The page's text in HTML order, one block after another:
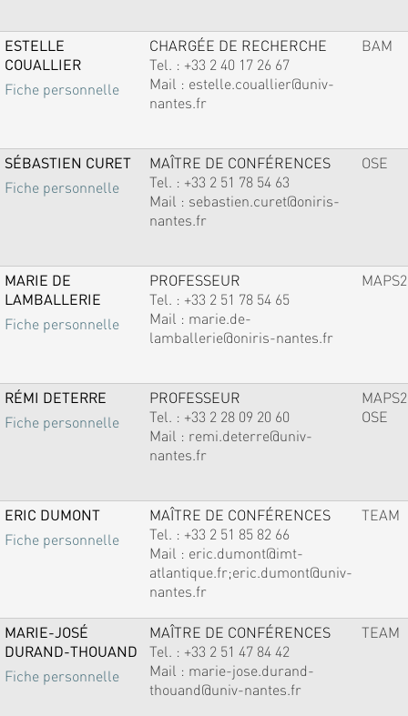
ESTELLE
COUALLIER
Fiche personnelle
CHARGÉE DE RECHERCHE
Tel. : +33 2 40 17 26 67
Mail : estelle.couallier@univ-
nantes.fr
BAM
SÉBASTIEN CURET
Fiche personnelle
MAÎTRE DE CONFÉRENCES
Tel. : +33 2 51 78 54 63
Mail : sebastien.curet@oniris-
nantes.fr
OSE
MARIE DE
LAMBALLERIE
Fiche personnelle
PROFESSEUR
Tel. : +33 2 51 78 54 65
Mail : marie.de-
lamballerie@oniris-nantes.fr
MAPS2
RÉMI DETERRE
Fiche personnelle
PROFESSEUR
Tel. : +33 2 28 09 20 60
Mail : remi.deterre@univ-
nantes.fr
MAPS2
OSE
ERIC DUMONT
Fiche personnelle
MAÎTRE DE CONFÉRENCES
Tel. : +33 2 51 85 82 66
Mail : eric.dumont@imt-
atlantique.fr;eric.dumont@univ-
nantes.fr
TEAM
MARIE-JOSÉ
DURAND-THOUAND
Fiche personnelle
MAÎTRE DE CONFÉRENCES
Tel. : +33 2 51 47 84 42
Mail : marie-jose.durand-
thouand@univ-nantes.fr
TEAM